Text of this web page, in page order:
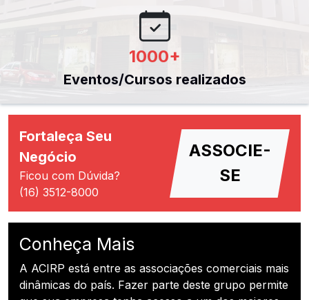
1000+
Eventos/Cursos realizados
Fortaleça Seu
Negócio
Ficou com Dúvida?
(16) 3512-8000
ASSOCIE-
SE
Conheça Mais
A ACIRP está entre as associações comerciais mais
dinâmicas do país. Fazer parte deste grupo permite